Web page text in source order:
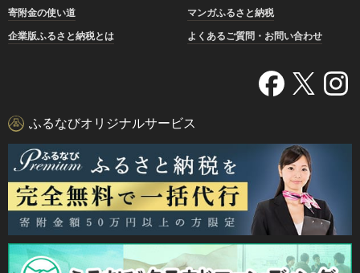
寄附金の使い道
マンガふるさと納税
企業版ふるさと納税とは
よくあるご質問・お問い合わせ
ふるなびオリジナルサービス